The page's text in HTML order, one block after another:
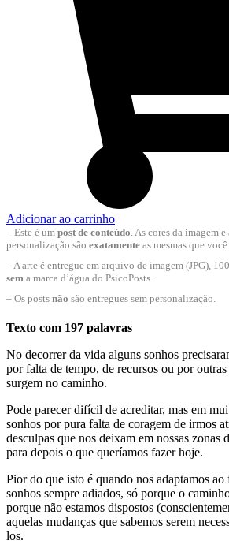
Adicionar ao carrinho
– Este é um post de conteúdo. As cores da imagem
personalização são exatamente as mesmas que
– A arte é entregue em arquivo de imagem (JPG),
sem a marca d’água do PsicoPosts.
– Os posts não são entregues sem personalização.
Texto com 197 palavras
No decorrer da vida alguns sonhos
por falta de tempo, de recursos ou por
surgem no caminho.
Pode parecer difícil de acreditar, mas em
sonhos por pura falta de coragem de irmos
desculpas que nos deixam em nossas zonas
para depois o que queríamos fazer hoje.
Pior do que isto é quando nos adaptamos ao
sonhos sempre adiados, só porque o
porque não estamos dispostos
aquelas mudanças que sabemos serem
los.